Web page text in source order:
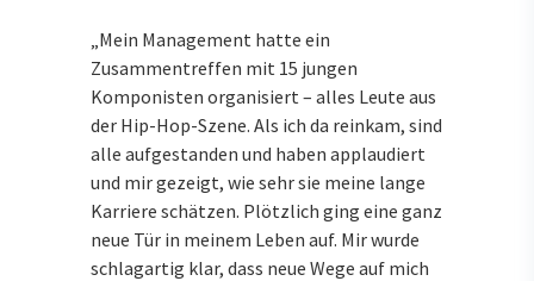
„Mein Management hatte ein
Zusammentreffen mit 15 jungen
Komponisten organisiert – alles Leute aus
der Hip-Hop-Szene. Als ich da reinkam, sind
alle aufgestanden und haben applaudiert
und mir gezeigt, wie sehr sie meine lange
Karriere schätzen. Plötzlich ging eine ganz
neue Tür in meinem Leben auf. Mir wurde
schlagartig klar, dass neue Wege auf mich